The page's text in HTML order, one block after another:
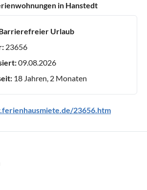
in Hanstedt
Urlaub
23656
09.08.2026
18 Jahren, 2 Monaten
23656.htm